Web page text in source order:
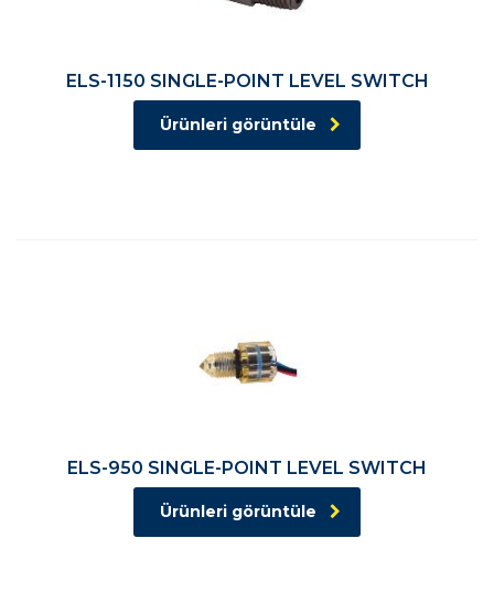
ELS-1150 SINGLE-POINT LEVEL SWITCH
Ürünleri görüntüle
ELS-950 SINGLE-POINT LEVEL SWITCH
Ürünleri görüntüle